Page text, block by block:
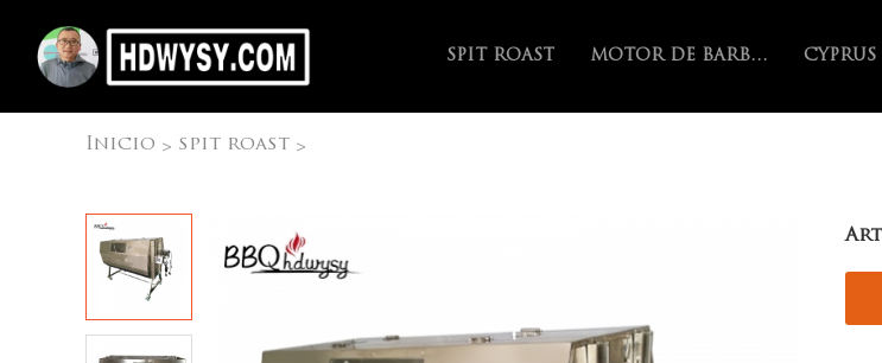
SPIT ROAST MOTOR DE BARBACOA
Inicio > spit roast >